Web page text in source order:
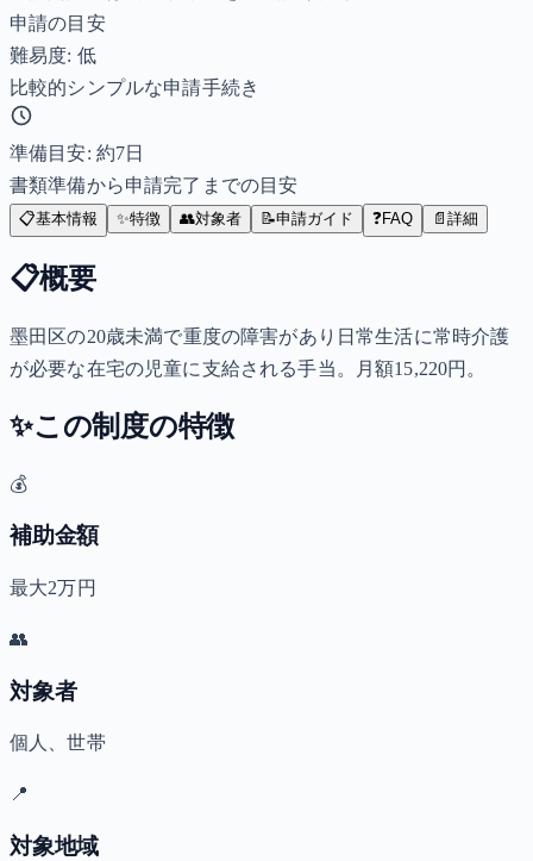
申請の目安
難易度: 低
比較的シンプルな申請手続き
準備目安: 約7日
書類準備から申請完了までの目安
📋基本情報 ✨特徴 👥対象者 📝申請ガイド ❓FAQ 📄 詳細
📋概要
墨田区の20歳未満で重度の障害があり日常生活に常時介護
が必要な在宅の児童に支給される手当。月額15,220円。
✨この制度の特徴
💰
補助金額
最大2万円
👥
対象者
個人、世帯
📍
対象地域